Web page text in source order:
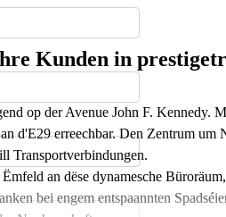
Kunden in
op der Avenue John F. Kennedy.
d'E29 erreechbar. Den Zentrum um
Transportverbindungen.
an dëse dynamesche
bei engem entspaannten